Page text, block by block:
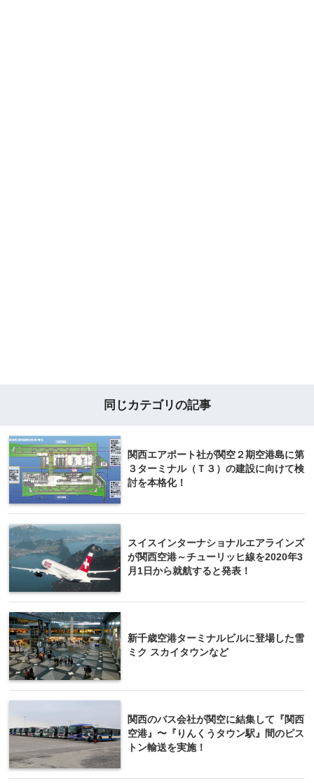
同じカテゴリの記事
関西エアポート社が関空２期空港島に第
３ターミナル（Ｔ３）の建設に向けて検
討を本格化！
スイスインターナショナルエアラインズ
が関西空港～チューリッヒ線を2020年3
月1日から就航すると発表！
新千歳空港ターミナルビルに登場した雪
ミク スカイタウンなど
関西のバス会社が関空に結集して『関西
空港』〜『りんくうタウン駅』間のピス
トン輸送を実施！